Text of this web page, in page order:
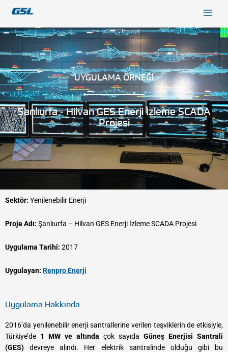
UYGULAMA ÖRNEĞİ
Şanlıurfa - Hilvan GES Enerji İzleme SCADA
Projesi
Sektör: Yenilenebilir Enerji
Proje Adı: Şanlıurfa – Hilvan GES Enerji İzleme SCADA Projesi
Uygulama Tarihi: 2017
Uygulayan: Renpro Enerji
Uygulama Hakkında
2016’da yenilenebilir enerji santrallerine verilen teşviklerin de etkisiyle,
Türkiye’de 1 MW ve altında çok sayıda Güneş Enerjisi Santrali
(GES) devreye alındı. Her elektrik santralinde olduğu gibi bu